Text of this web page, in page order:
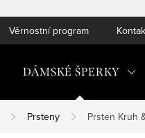
Věrnostní program
DÁMSKÉ ŠPERKY
Prsteny Prsten Kruh